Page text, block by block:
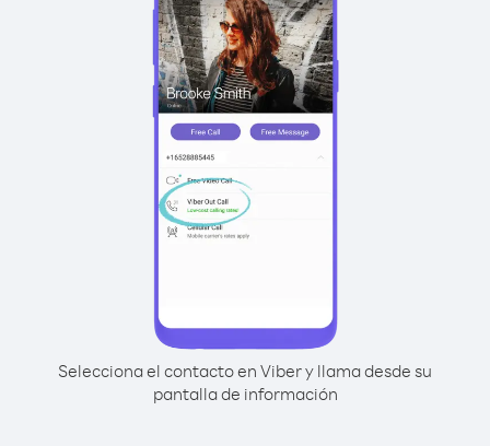
Selecciona el contacto en Viber y llama desde su
pantalla de información